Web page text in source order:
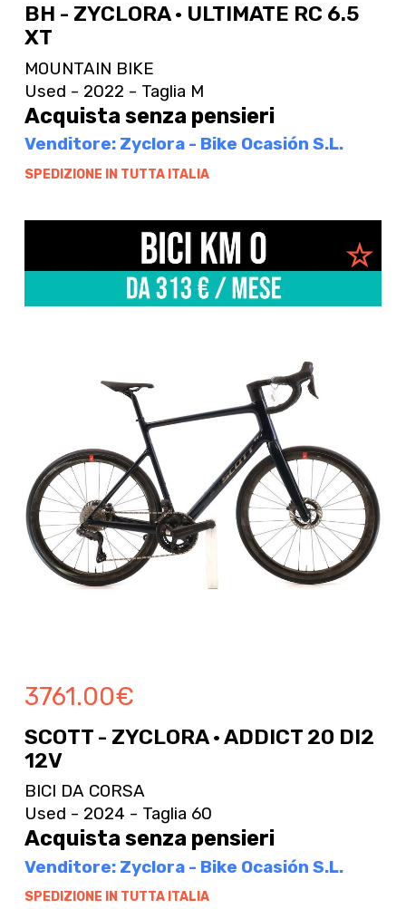
BH - ZYCLORA · ULTIMATE RC 6.5
XT
MOUNTAIN BIKE
Used - 2022 - Taglia M
Acquista senza pensieri
Venditore: Zyclora - Bike Ocasión S.L.
SPEDIZIONE IN TUTTA ITALIA
3761.00€
SCOTT - ZYCLORA · ADDICT 20 DI2
12V
BICI DA CORSA
Used - 2024 - Taglia 60
Acquista senza pensieri
Venditore: Zyclora - Bike Ocasión S.L.
SPEDIZIONE IN TUTTA ITALIA